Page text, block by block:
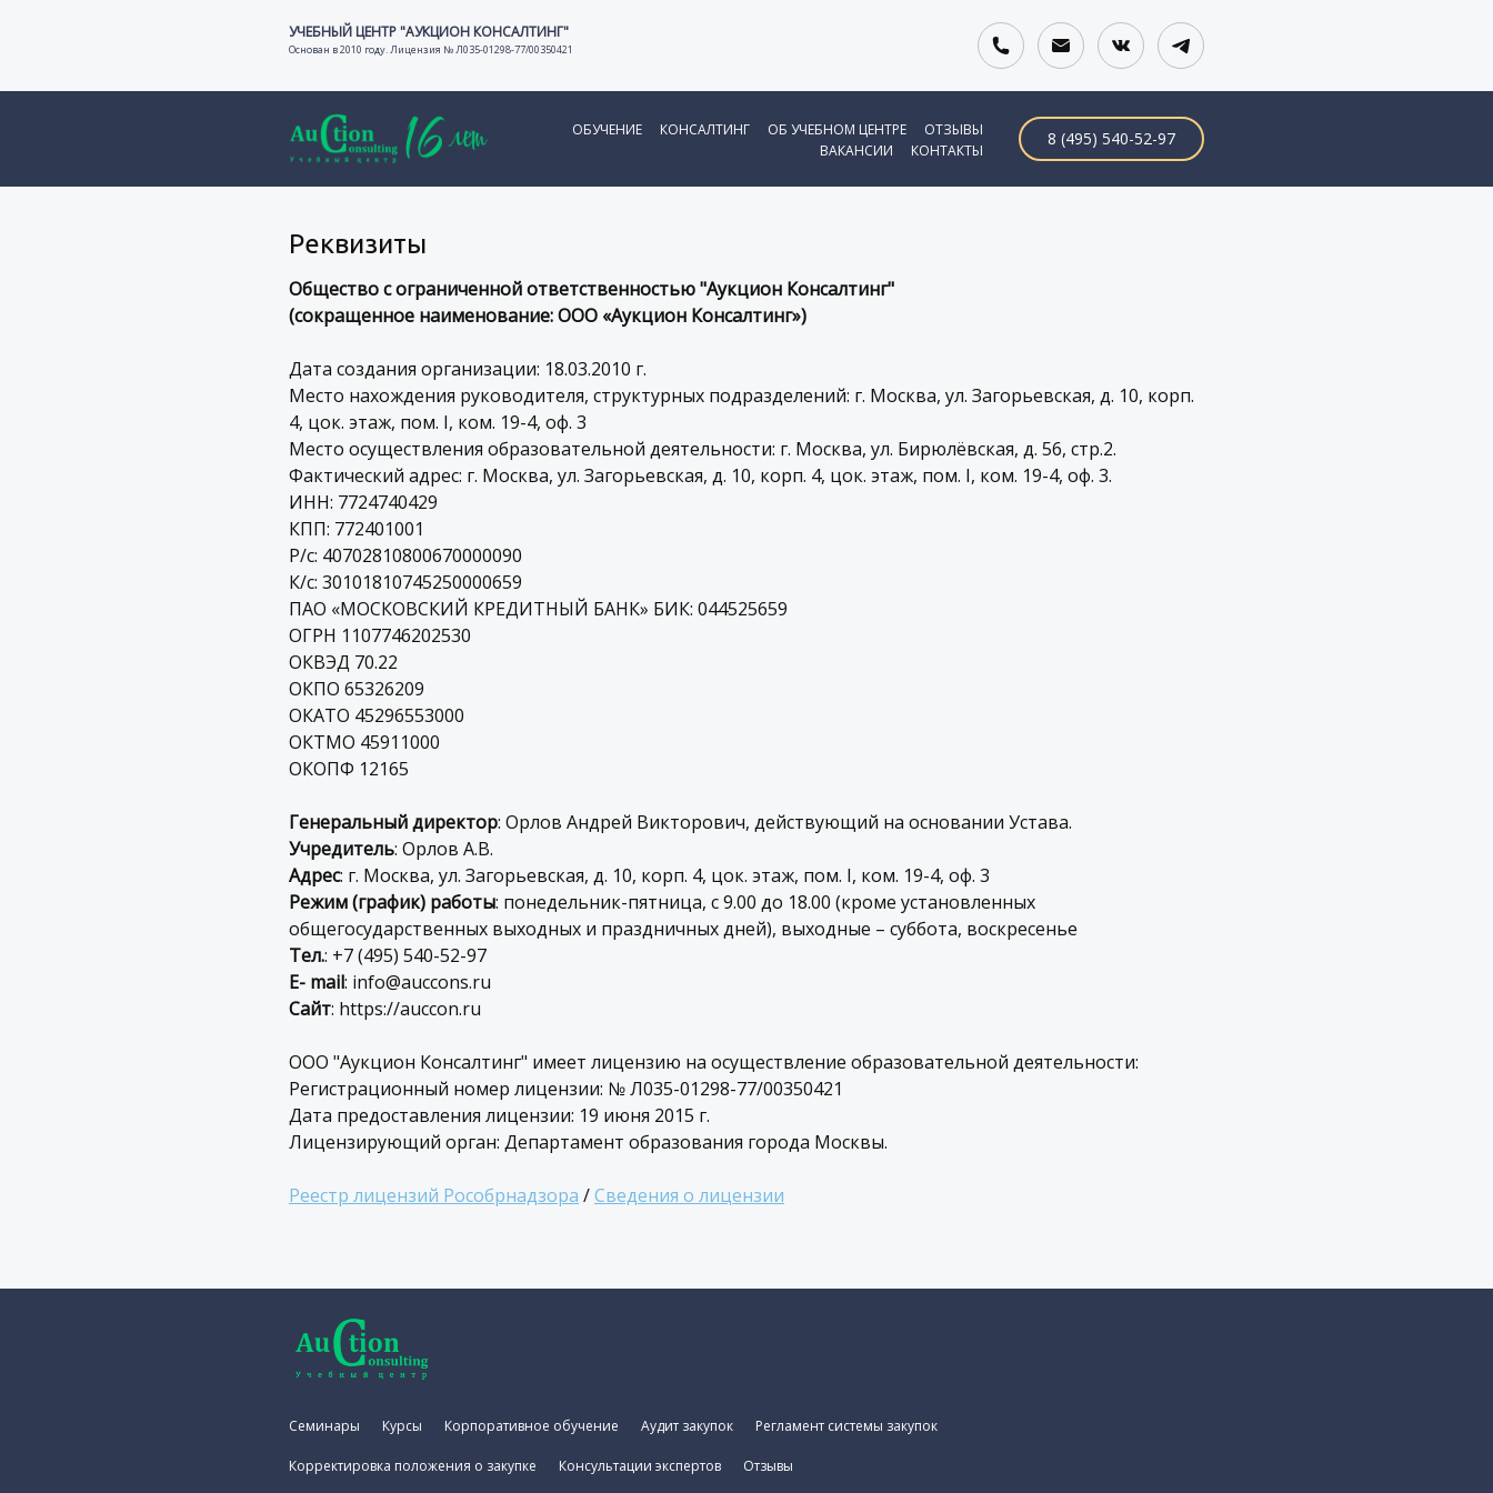
УЧЕБНЫЙ ЦЕНТР "АУКЦИОН КОНСАЛТИНГ"
Основан в 2010 году. Лицензия № Л035-01298-77/00350421
ОБУЧЕНИЕ КОНСАЛТИНГ ОБ УЧЕБНОМ ЦЕНТРЕ
ОТЗЫВЫ
ВАКАНСИИ
КОНТАКТЫ
8 (495) 540-52-97
Реквизиты
Общество с ограниченной ответственностью "Аукцион Консалтинг"
(сокращенное наименование: ООО «Аукцион Консалтинг»)
Дата создания организации: 18.03.2010 г.
Место нахождения руководителя, структурных подразделений: г. Москва, ул. Загорьевская, д. 10, корп.
4, цок. этаж, пом. I, ком. 19-4, оф. 3
Место осуществления образовательной деятельности: г. Москва, ул. Бирюлёвская, д. 56, стр.2.
Фактический адрес: г. Москва, ул. Загорьевская, д. 10, корп. 4, цок. этаж, пом. I, ком. 19-4, оф. 3.
ИНН: 7724740429
КПП: 772401001
Р/c: 40702810800670000090
К/c: 30101810745250000659
ПАО «МОСКОВСКИЙ КРЕДИТНЫЙ БАНК» БИК: 044525659
ОГРН 1107746202530
ОКВЭД 70.22
ОКПО 65326209
ОКАТО 45296553000
ОКТМО 45911000
ОКОПФ 12165
Генеральный директор: Орлов Андрей Викторович, действующий на основании Устава.
Учредитель: Орлов А.В.
Адрес: г. Москва, ул. Загорьевская, д. 10, корп. 4, цок. этаж, пом. I, ком. 19-4, оф. 3
Режим (график) работы: понедельник-пятница, с 9.00 до 18.00 (кроме установленных
общегосударственных выходных и праздничных дней), выходные – суббота, воскресенье
Тел.: +7 (495) 540-52-97
E- mail: info@auccons.ru
Сайт: https://auccon.ru
ООО "Аукцион Консалтинг" имеет лицензию на осуществление образовательной деятельности:
Регистрационный номер лицензии: № Л035-01298-77/00350421
Дата предоставления лицензии: 19 июня 2015 г.
Лицензирующий орган: Департамент образования города Москвы.
Реестр лицензий Рособрнадзора /Сведения о лицензии
Семинары Курсы Корпоративное обучение Аудит закупок Регламент системы закупок
Корректировка положения о закупке Консультации экспертов Отзывы